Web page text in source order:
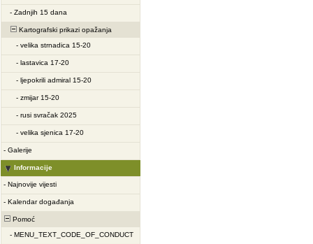
- Zadnjih 15 dana
Kartografski prikazi opažanja
- velika strnadica 15-20
- lastavica 17-20
- ljepokrili admiral 15-20
- zmijar 15-20
- rusi svračak 2025
- velika sjenica 17-20
- Galerije
Informacije
- Najnovije vijesti
- Kalendar događanja
Pomoć
- MENU_TEXT_CODE_OF_CONDUCT